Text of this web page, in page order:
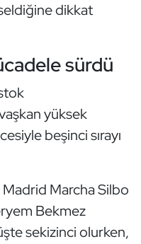
dikkat
sürdü
yüksek
beşinci sırayı
Marcha Silbo
Bekmez
sekizinci olurken,